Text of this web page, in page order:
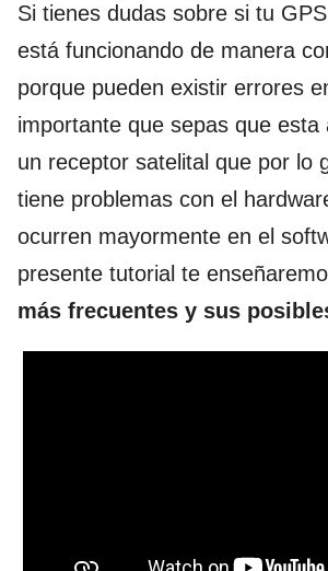
Si tienes dudas sobre si tu
está funcionando de manera
porque pueden existir errores
importante que sepas que esta
un receptor satelital que por lo
tiene problemas con el
ocurren mayormente en el
presente tutorial te
más frecuentes y sus